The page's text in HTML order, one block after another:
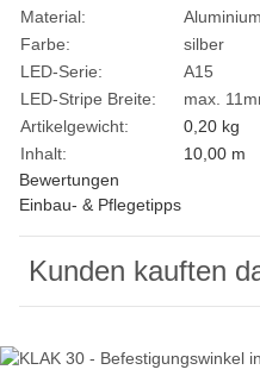
Material: Aluminium
Farbe:
silber
LED-Serie:
A15
LED-Stripe Breite:
max.
Artikelgewicht:
0,20 kg
Inhalt:
10,00 m
Bewertungen
Einbau- & Pflegetipps
Kunden kauften